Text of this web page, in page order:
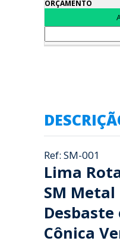
Ref: SM-001
Lima
SM
Cônica